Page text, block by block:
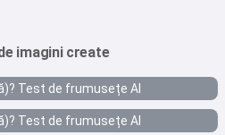
imagini create